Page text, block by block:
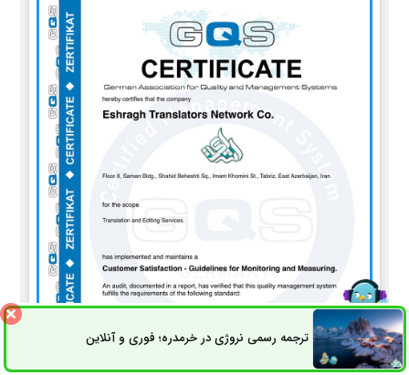
ترجمه رسمی نروژی در خرمدره؛ فوری و آنلاینثبت سفارش راه های ارتباطی